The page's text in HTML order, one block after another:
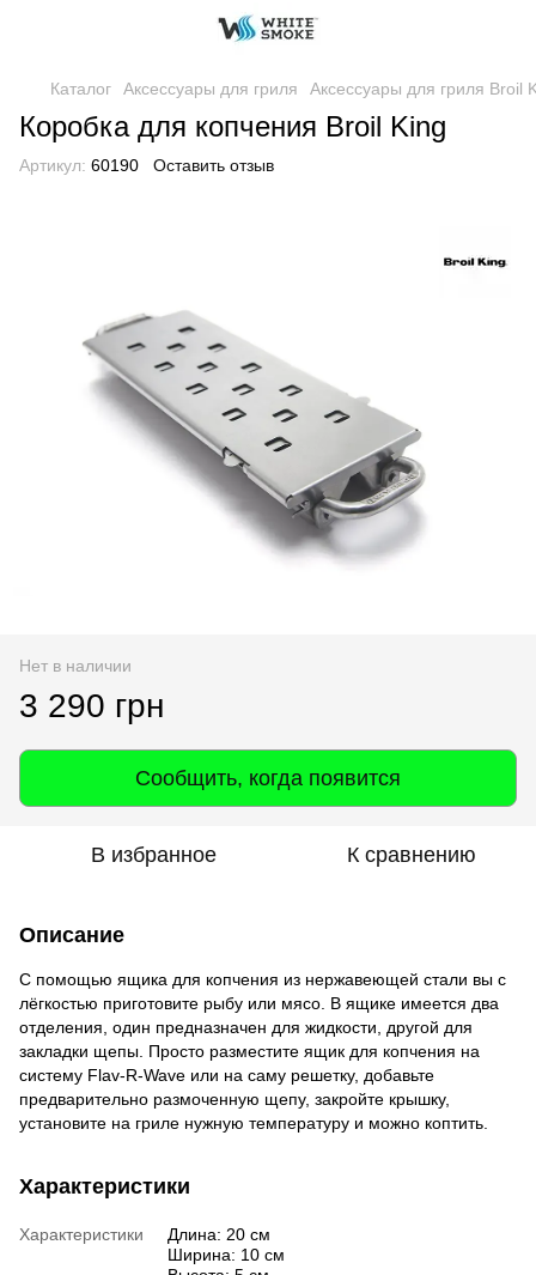
Каталог Аксессуары для гриля Аксессуары для гриля Broil
Коробка для копчения Broil King
Артикул: 60190 Оставить отзыв
Нет в наличии
3 290 грн
Сообщить, когда появится
В избранное К сравнению
Описание
С помощью ящика для копчения из нержавеющей стали вы с
лёгкостью приготовите рыбу или мясо. В ящике имеется два
отделения, один предназначен для жидкости, другой для
закладки щепы. Просто разместите ящик для копчения на
систему Flav-R-Wave или на саму решетку, добавьте
предварительно размоченную щепу, закройте крышку,
установите на гриле нужную температуру и можно коптить.
Характеристики
Характеристики
Длина: 20 см
Ширина: 10 см